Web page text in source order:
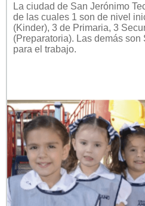
La ciudad de San Jerónimo
de las cuales 1 son de nivel
(Kinder), 3 de Primaria, 3
(Preparatoria). Las demás
para el trabajo.